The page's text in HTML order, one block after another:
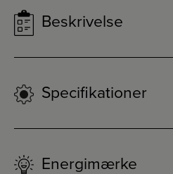
Beskrivelse
Specifikationer
Energimærke